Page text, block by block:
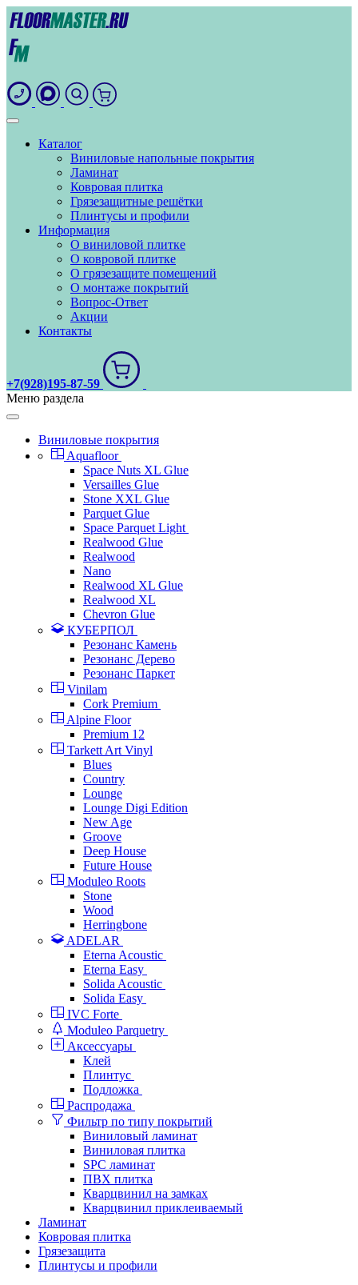
Каталог
Виниловые напольные покрытия
Ламинат
Ковровая плитка
Грязезащитные решётки
Плинтусы и профили
Информация
О виниловой плитке
О ковровой плитке
О грязезащите помещений
О монтаже покрытий
Вопрос-Ответ
Акции
Контакты
+7(928)195-87-59
Меню раздела
Виниловые покрытия
Aquafloor
Space Nuts XL Glue
Versailles Glue
Stone XXL Glue
Parquet Glue
Space Parquet Light
Realwood Glue
Realwood
Nano
Realwood XL Glue
Realwood XL
Chevron Glue
КУБЕРПОЛ
Резонанс Камень
Резонанс Дерево
Резонанс Паркет
Vinilam
Cork Premium
Alpine Floor
Premium 12
Tarkett Art Vinyl
Blues
Country
Lounge
Lounge Digi Edition
New Age
Groove
Deep House
Future House
Moduleo Roots
Stone
Wood
Herringbone
ADELAR
Eterna Acoustic
Eterna Easy
Solida Acoustic
Solida Easy
IVC Forte
Moduleo Parquetry
Аксессуары
Клей
Плинтус
Подложка
Распродажа
Фильтр по типу покрытий
Виниловый ламинат
Виниловая плитка
SPC ламинат
ПВХ плитка
Кварцвинил на замках
Кварцвинил приклеиваемый
Ламинат
Ковровая плитка
Грязезащита
Плинтусы и профили